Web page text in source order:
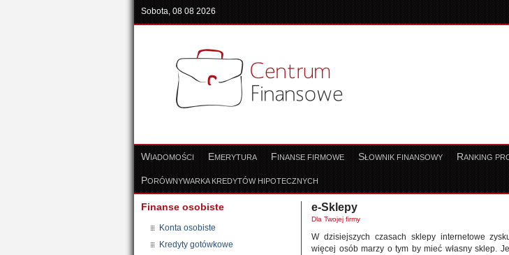
Sobota, 08 08 2026
WIADOMOŚCI EMERYTURA FINANSE FIRMOWE SŁOWNIK FINANSOWY RANKING
PORÓWNYWARKA KREDYTÓW HIPOTECZNYCH
Finanse osobiste
Konta osobiste
Kredyty gotówkowe
e-Sklepy
Dla Twojej firmy
W dzisiejszych czasach sklepy internetowe
więcej osób marzy o tym by mieć własny sklep.